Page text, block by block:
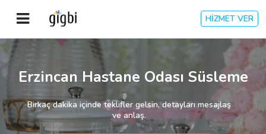
HİZMET VER
Anasayfa
Giriş Yap
Kayıt Ol
Erzincan Hastane Odası Süsleme
Birkaç dakika içinde teklifler gelsin, detayları mesajlaş
ve anlaş.